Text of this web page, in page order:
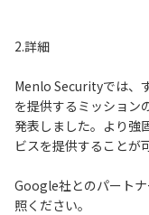
2.詳細
Menlo Securityでは、
を提供するミッション
発表しました。より強
ビスを提供することが
Google社とのパート
照ください。